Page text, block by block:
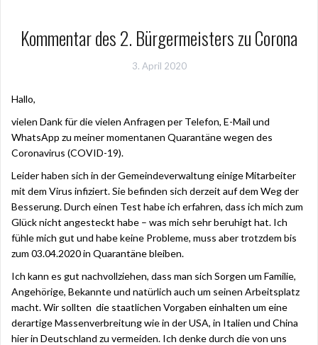
Kommentar des 2. Bürgermeisters zu Corona
3. April 2020
Hallo,
vielen Dank für die vielen Anfragen per Telefon, E-Mail und
WhatsApp zu meiner momentanen Quarantäne wegen des
Coronavirus (COVID-19).
Leider haben sich in der Gemeindeverwaltung einige Mitarbeiter
mit dem Virus infiziert. Sie befinden sich derzeit auf dem Weg der
Besserung. Durch einen Test habe ich erfahren, dass ich mich zum
Glück nicht angesteckt habe – was mich sehr beruhigt hat. Ich
fühle mich gut und habe keine Probleme, muss aber trotzdem bis
zum 03.04.2020 in Quarantäne bleiben.
Ich kann es gut nachvollziehen, dass man sich Sorgen um Familie,
Angehörige, Bekannte und natürlich auch um seinen Arbeitsplatz
macht. Wir sollten die staatlichen Vorgaben einhalten um eine
derartige Massenverbreitung wie in der USA, in Italien und China
hier in Deutschland zu vermeiden. Ich denke durch die von uns